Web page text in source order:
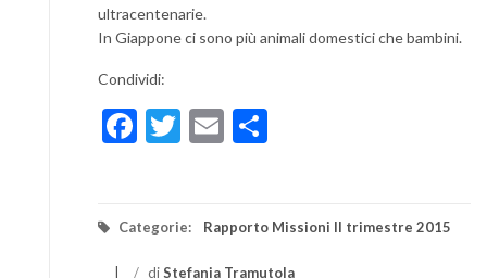
ultracentenarie.
In Giappone ci sono più animali domestici che bambini.
Condividi:
Facebook
Twitter
Email
Categorie: Rapporto Missioni II trimestre 2015
/ diStefania Tramutola